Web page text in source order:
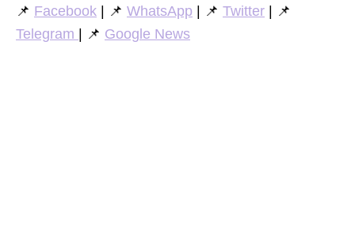
📌 Facebook | 📌 WhatsApp | 📌 Twitter | 📌
Telegram
| 📌 Google News